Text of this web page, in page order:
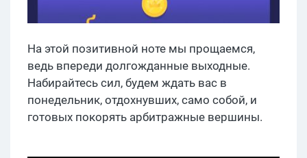
На этой позитивной ноте мы прощаемся,
ведь впереди долгожданные выходные.
Набирайтесь сил, будем ждать вас в
понедельник, отдохнувших, само собой, и
готовых покорять арбитражные вершины.